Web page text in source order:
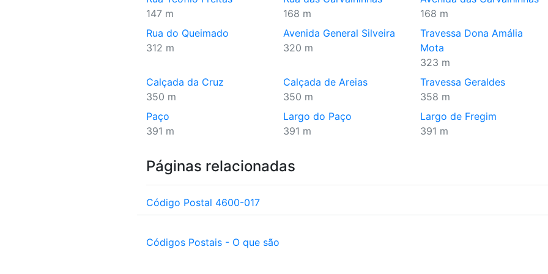
147 m
168 m
168 m
Rua do Queimado
312 m
Avenida General Silveira
320 m
Travessa Dona Amália
Mota
323 m
Calçada da Cruz
350 m
Calçada de Areias
350 m
Travessa Geraldes
358 m
Paço
391 m
Largo do Paço
391 m
Largo de Fregim
391 m
Páginas relacionadas
Código Postal 4600-017
Códigos Postais - O que são